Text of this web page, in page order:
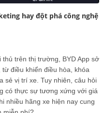
hay đột phá công nghệ
trên thị trường, BYD App sở
điều khiển điều hòa, khóa
sẻ vị trí xe. Tuy nhiên, câu hỏi
có thực sự tương xứng với giá
nhiều hãng xe hiện nay cung